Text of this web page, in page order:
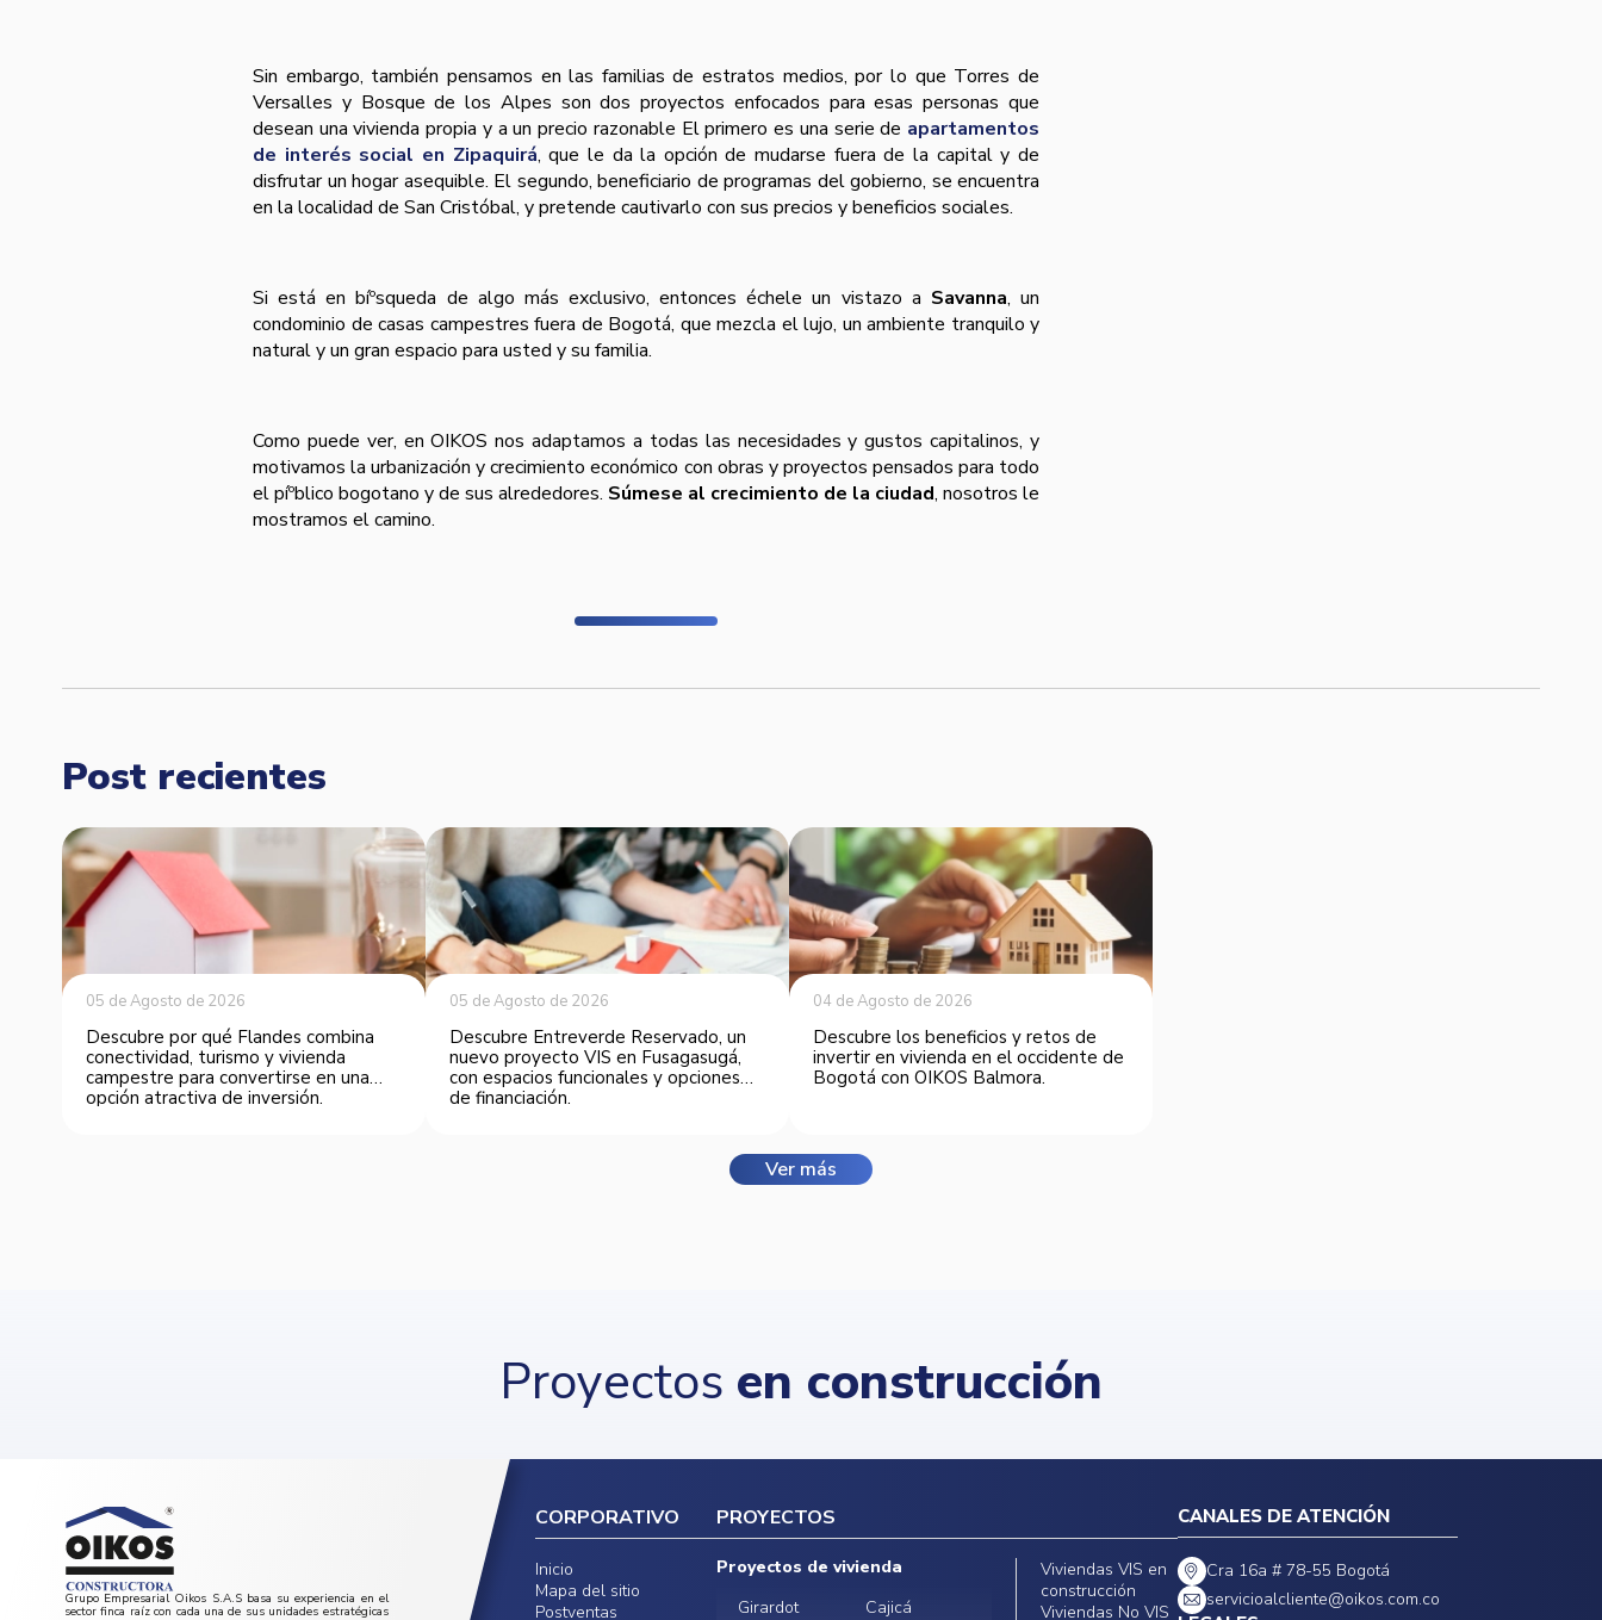
Sin embargo, también pensamos en las familias de estratos medios, por lo que Torres de
Versalles y Bosque de los Alpes son dos proyectos enfocados para esas personas que
desean una vivienda propia y a un precio razonable El primero es una serie de apartamentos
de interés social en Zipaquirá, que le da la opción de mudarse fuera de la capital y de
disfrutar un hogar asequible. El segundo, beneficiario de programas del gobierno, se encuentra
en la localidad de San Cristóbal, y pretende cautivarlo con sus precios y beneficios sociales.
Si está en bíºsqueda de algo más exclusivo, entonces échele un vistazo a Savanna, un
condominio de casas campestres fuera de Bogotá, que mezcla el lujo, un ambiente tranquilo y
natural y un gran espacio para usted y su familia.
Como puede ver, en OIKOS nos adaptamos a todas las necesidades y gustos capitalinos, y
motivamos la urbanización y crecimiento económico con obras y proyectos pensados para todo
el píºblico bogotano y de sus alrededores. Súmese al crecimiento de la ciudad, nosotros le
mostramos el camino.
Post recientes
05 de Agosto de 2026
Descubre por qué Flandes combina
conectividad, turismo y vivienda
campestre para convertirse en una
opción atractiva de inversión.
05 de Agosto de 2026
Descubre Entreverde Reservado, un
nuevo proyecto VIS en Fusagasugá,
con espacios funcionales y opciones
de financiación.
04 de Agosto de 2026
Descubre los beneficios y retos de
invertir en vivienda en el occidente de
Bogotá con OIKOS Balmora.
Ver más
Proyectos en construcción
Grupo Empresarial Oikos S.A.S basa su experiencia en el
sector finca raíz con cada una de sus unidades estratégicas
CORPORATIVO
Inicio
Mapa del sitio
Postventas
PROYECTOS
Proyectos de vivienda
Girardot
Cajicá
Viviendas VIS en
construcción
Viviendas No VIS
CANALES DE ATENCIÓN
Cra 16a # 78-55 Bogotá
servicioalcliente@oikos.com.co